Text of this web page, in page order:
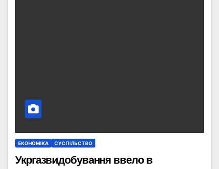
ЕКОНОМІКА СУСПІЛЬСТВО
Укргазвидобування ввело в